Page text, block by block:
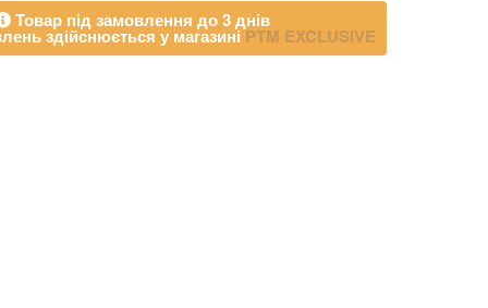
Товар під замовлення до 3 днів
здійснюється у магазиніPTM EXCLUSIVE